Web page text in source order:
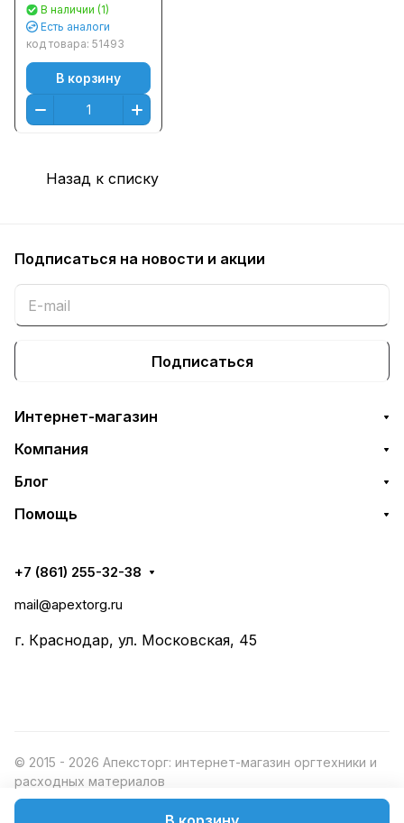
(RU6-8293)
В наличии (1)
Есть аналоги
код товара: 51493
В корзину
Назад к списку
Подписаться на новости и акции
Подписаться
Интернет-магазин
Компания
Блог
Помощь
+7 (861) 255-32-38
mail@apextorg.ru
г. Краснодар, ул. Московская, 45
© 2015 - 2026 Апексторг: интернет-магазин оргтехники и
расходных материалов